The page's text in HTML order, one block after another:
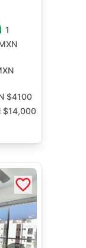
1
$4100
$14,000